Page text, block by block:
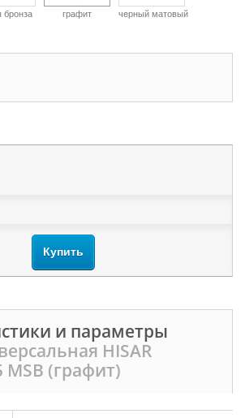
бронза графит черный матовый
Купить
и параметры
HISAR
(графит)